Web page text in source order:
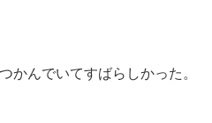
かんでいてすばらしかった。